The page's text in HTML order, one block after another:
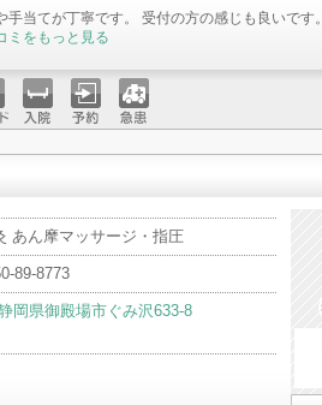
手当てが丁寧です。 受付の方の感じも良いです。
ミをもっと見る
入院 予約 急患
あん摩マッサージ・指圧
89-8773
岡県御殿場市ぐみ沢633-8